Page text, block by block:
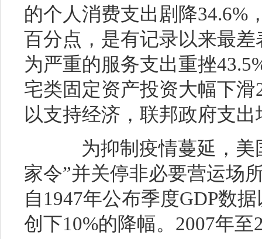
的个人消费支出剧降34.6%
百分点，是有记录以来最
为严重的服务支出重挫
宅类固定资产投资大幅下
以支持经济，联邦政府支出
为抑制疫情蔓延，美
家令”并关停非必要营运场
自1947年公布季度GDP数
创下10%的降幅。2007年